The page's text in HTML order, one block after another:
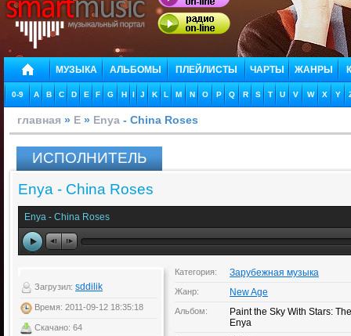
МУЗЫКА АЛЬБОМЫ ПЛЕЙЛИСТЫ ЧАРТЫ ЖАНРЫ
0-9 A B C D E F G H I J K L M N O P Q R S T U V W X Y
главная » E » Enya - China Roses
ИСПОЛНИТЕЛЬ
Enya - China Roses
Enya - China Roses
Загрузил: sddilik
Время: 2011-09-12 18:35:18
Скачано: 64
Категория: Зарубежная музыка
Жанр: New Age
Альбом:
Paint the Sky With Stars:
Enya